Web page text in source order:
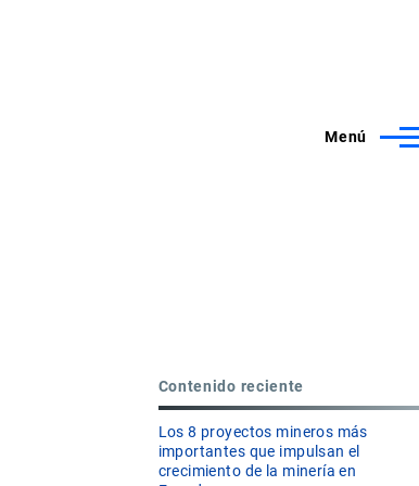
Menú
Contenido reciente
Los 8 proyectos mineros más
importantes que impulsan el
crecimiento de la minería en